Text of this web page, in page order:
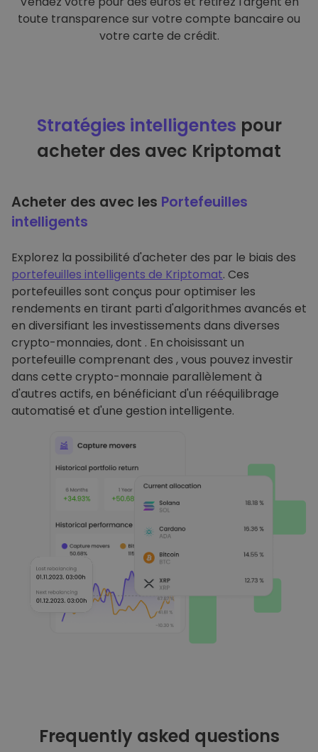
toute transparence sur votre compte bancaire ou
votre carte de crédit.
Stratégies intelligentes pour
acheter des avec Kriptomat
Acheter des avec les Portefeuilles
intelligents
Explorez la possibilité d'acheter des par le biais des
portefeuilles intelligents de Kriptomat. Ces
portefeuilles sont conçus pour optimiser les
rendements en tirant parti d'algorithmes avancés et
en diversifiant les investissements dans diverses
crypto-monnaies, dont . En choisissant un
portefeuille comprenant des , vous pouvez investir
dans cette crypto-monnaie parallèlement à
d'autres actifs, en bénéficiant d'un rééquilibrage
automatisé et d'une gestion intelligente.
Frequently asked questions